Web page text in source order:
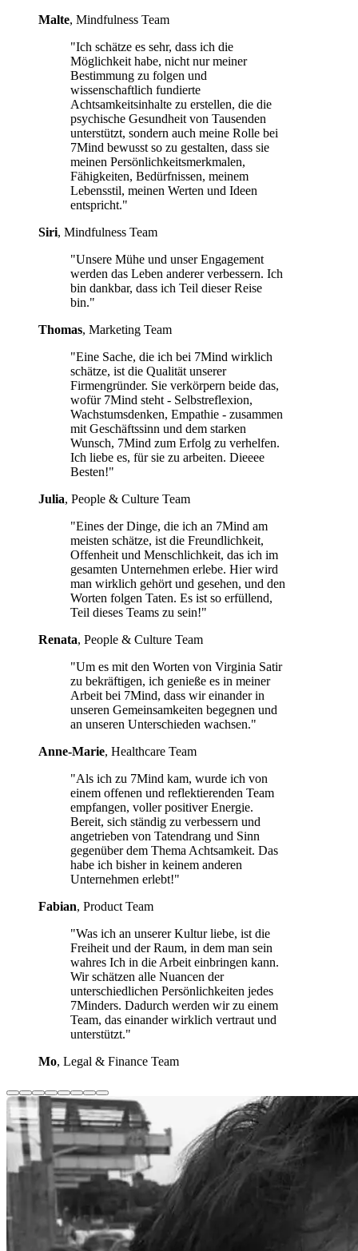
Malte, Mindfulness Team
"Ich schätze es sehr, dass ich die
Möglichkeit habe, nicht nur meiner
Bestimmung zu folgen und
wissenschaftlich fundierte
Achtsamkeitsinhalte zu erstellen, die die
psychische Gesundheit von Tausenden
unterstützt, sondern auch meine Rolle bei
7Mind bewusst so zu gestalten, dass sie
meinen Persönlichkeitsmerkmalen,
Fähigkeiten, Bedürfnissen, meinem
Lebensstil, meinen Werten und Ideen
entspricht."
Siri, Mindfulness Team
"Unsere Mühe und unser Engagement
werden das Leben anderer verbessern. Ich
bin dankbar, dass ich Teil dieser Reise
bin."
Thomas, Marketing Team
"Eine Sache, die ich bei 7Mind wirklich
schätze, ist die Qualität unserer
Firmengründer. Sie verkörpern beide das,
wofür 7Mind steht - Selbstreflexion,
Wachstumsdenken, Empathie - zusammen
mit Geschäftssinn und dem starken
Wunsch, 7Mind zum Erfolg zu verhelfen.
Ich liebe es, für sie zu arbeiten. Dieeee
Besten!"
Julia, People & Culture Team
"Eines der Dinge, die ich an 7Mind am
meisten schätze, ist die Freundlichkeit,
Offenheit und Menschlichkeit, das ich im
gesamten Unternehmen erlebe. Hier wird
man wirklich gehört und gesehen, und den
Worten folgen Taten. Es ist so erfüllend,
Teil dieses Teams zu sein!"
Renata, People & Culture Team
"Um es mit den Worten von Virginia Satir
zu bekräftigen, ich genieße es in meiner
Arbeit bei 7Mind, dass wir einander in
unseren Gemeinsamkeiten begegnen und
an unseren Unterschieden wachsen."
Anne-Marie, Healthcare Team
"Als ich zu 7Mind kam, wurde ich von
einem offenen und reflektierenden Team
empfangen, voller positiver Energie.
Bereit, sich ständig zu verbessern und
angetrieben von Tatendrang und Sinn
gegenüber dem Thema Achtsamkeit. Das
habe ich bisher in keinem anderen
Unternehmen erlebt!"
Fabian, Product Team
"Was ich an unserer Kultur liebe, ist die
Freiheit und der Raum, in dem man sein
wahres Ich in die Arbeit einbringen kann.
Wir schätzen alle Nuancen der
unterschiedlichen Persönlichkeiten jedes
7Minders. Dadurch werden wir zu einem
Team, das einander wirklich vertraut und
unterstützt."
Mo, Legal & Finance Team